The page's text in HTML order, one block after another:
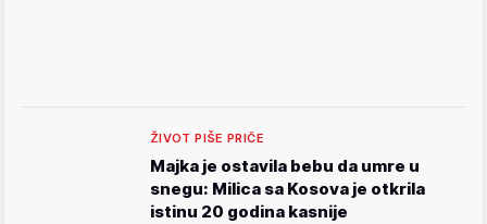
ŽIVOT PIŠE PRIČE
Majka je ostavila bebu da umre u
snegu: Milica sa Kosova je otkrila
istinu 20 godina kasnije